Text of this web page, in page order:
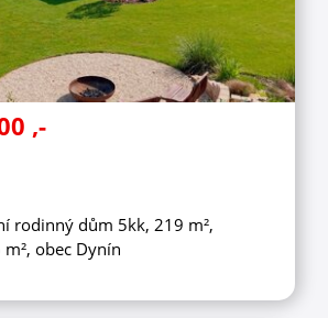
,-
rodinný dům 5kk, 219 m²,
obec Dynín